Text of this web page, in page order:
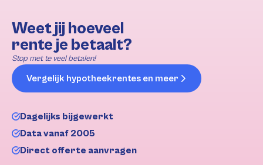
Weet jij hoeveel
rente je betaalt?
Stop met te veel betalen!
Vergelijk hypotheekrentes en meer
Dagelijks bijgewerkt
Data vanaf 2005
Direct offerte aanvragen